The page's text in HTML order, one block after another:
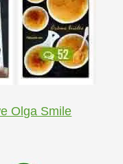
Olga Smile